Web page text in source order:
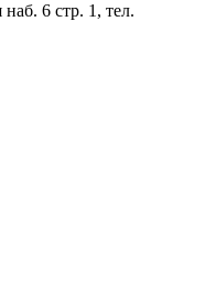
6 стр. 1, тел.